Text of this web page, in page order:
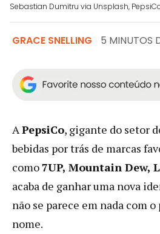
Sebastian Dumitru via Unsplash,
GRACE SNELLING 5 MINUTOS
APepsiCo, gigante do setor
bebidas por trás de marcas
como7UP, Mountain Dew,
acaba de ganhar uma nova
não se parece em nada com
nome.